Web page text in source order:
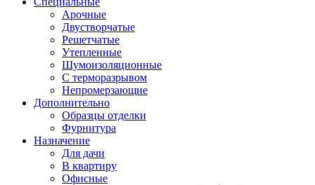
Арочные
Двустворчатые
Решетчатые
Утепленные
Шумоизоляционные
С терморазрывом
Непромерзающие
Дополнительно
Образцы отделки
Фурнитура
Назначение
Для дачи
В квартиру
Офисные